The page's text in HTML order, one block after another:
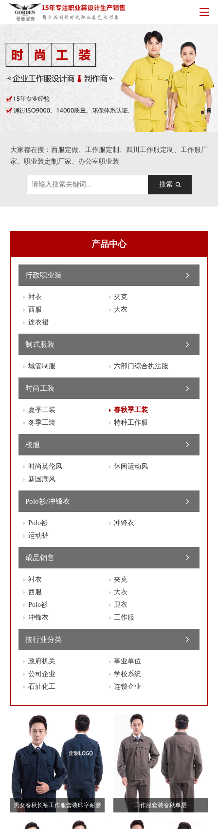
大家都在搜：西服定做、工作服定制、四川工作服定制、工作服厂
家、职业装定制厂家、办公室职业装
搜索
产品中心
行政职业装
衬衣
夹克
西服
大衣
连衣裙
制式服装
城管制服 六部门综合执法服
时尚工装
夏季工装
春秋季工装
冬季工装
特种工作服
校服
时尚英伦风
休闲运动风
新国潮风
Polo衫/冲锋衣
Polo衫
冲锋衣
运动裤
成品销售
衬衣
夹克
西服
大衣
Polo衫
卫衣
冲锋衣
工作服
按行业分类
政府机关
事业单位
公司企业
学校系统
石油化工
连锁企业
男女春秋长袖工作服套装印字耐磨 工作服套装春秋单层